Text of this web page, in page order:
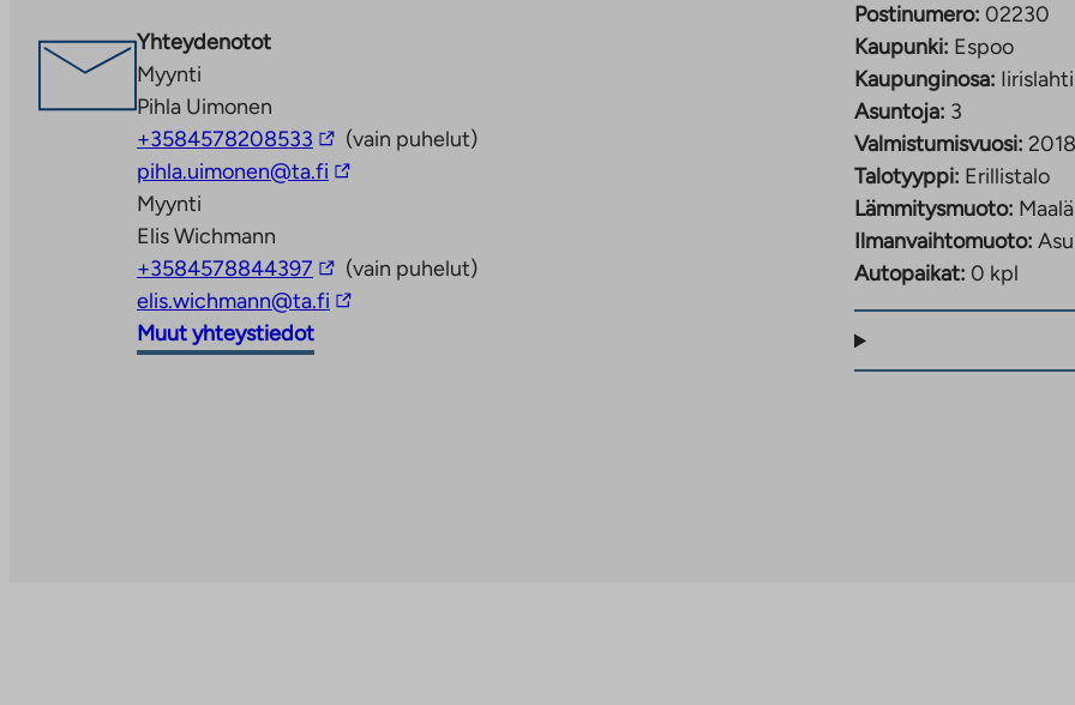
Yhteydenotot
Myynti
Pihla Uimonen
+3584578208533 Linkki
vie
(vain puhelut)
pihla.uimonen@ta.fi Linkki
palveluun
Myynti
Elis Wichmann
+3584578844397 Linkki
vie
ulkopuoliseen
(vain puhelut)
elis.wichmann@ta.fi Linkki
Muut yhteystiedot
Postinumero: 02230
Kaupunki: Espoo
Kaupunginosa: Iirislahti
Asuntoja: 3
Valmistumisvuosi: 2018
Talotyyppi: Erillistalo
Lämmitysmuoto:
Ilmanvaihtomuoto:
Autopaikat: 0 kpl